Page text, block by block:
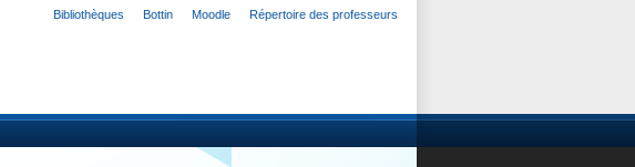
Bibliothèques Bottin Moodle Répertoire des professeurs